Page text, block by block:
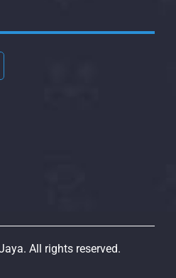
All rights reserved.